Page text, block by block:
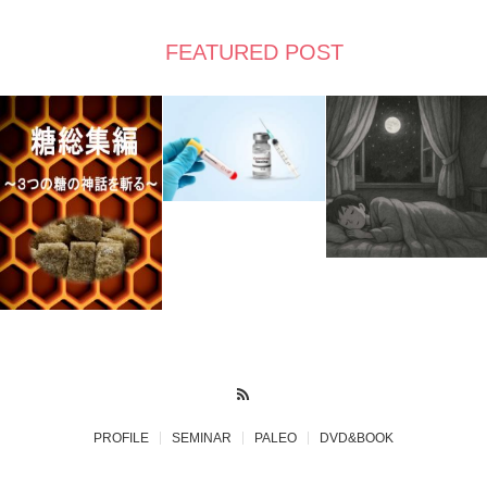
FEATURED POST
PROFILE SEMINAR PALEO DVD&BOOK